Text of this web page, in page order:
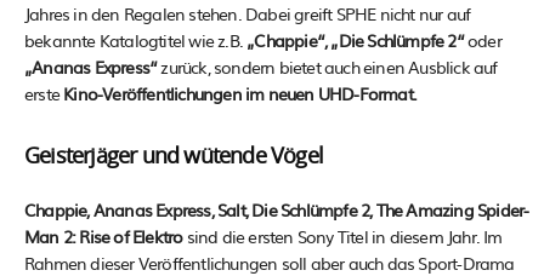
Jahres in den Regalen stehen. Dabei greift SPHE nicht nur auf
bekannte Katalogtitel wie z.B. „Chappie“, „Die Schlümpfe 2“oder
„Ananas Express“zurück, sondern bietet auch einen Ausblick auf
ersteKino-Veröffentlichungen im neuen UHD-Format.
Geisterjäger und wütende Vögel
Chappie, Ananas Express, Salt, Die Schlümpfe 2, The Amazing Spider-
Man 2: Rise of Elektrosind die ersten Sony Titel in diesem Jahr. Im
Rahmen dieser Veröffentlichungen soll aber auch das Sport-Drama